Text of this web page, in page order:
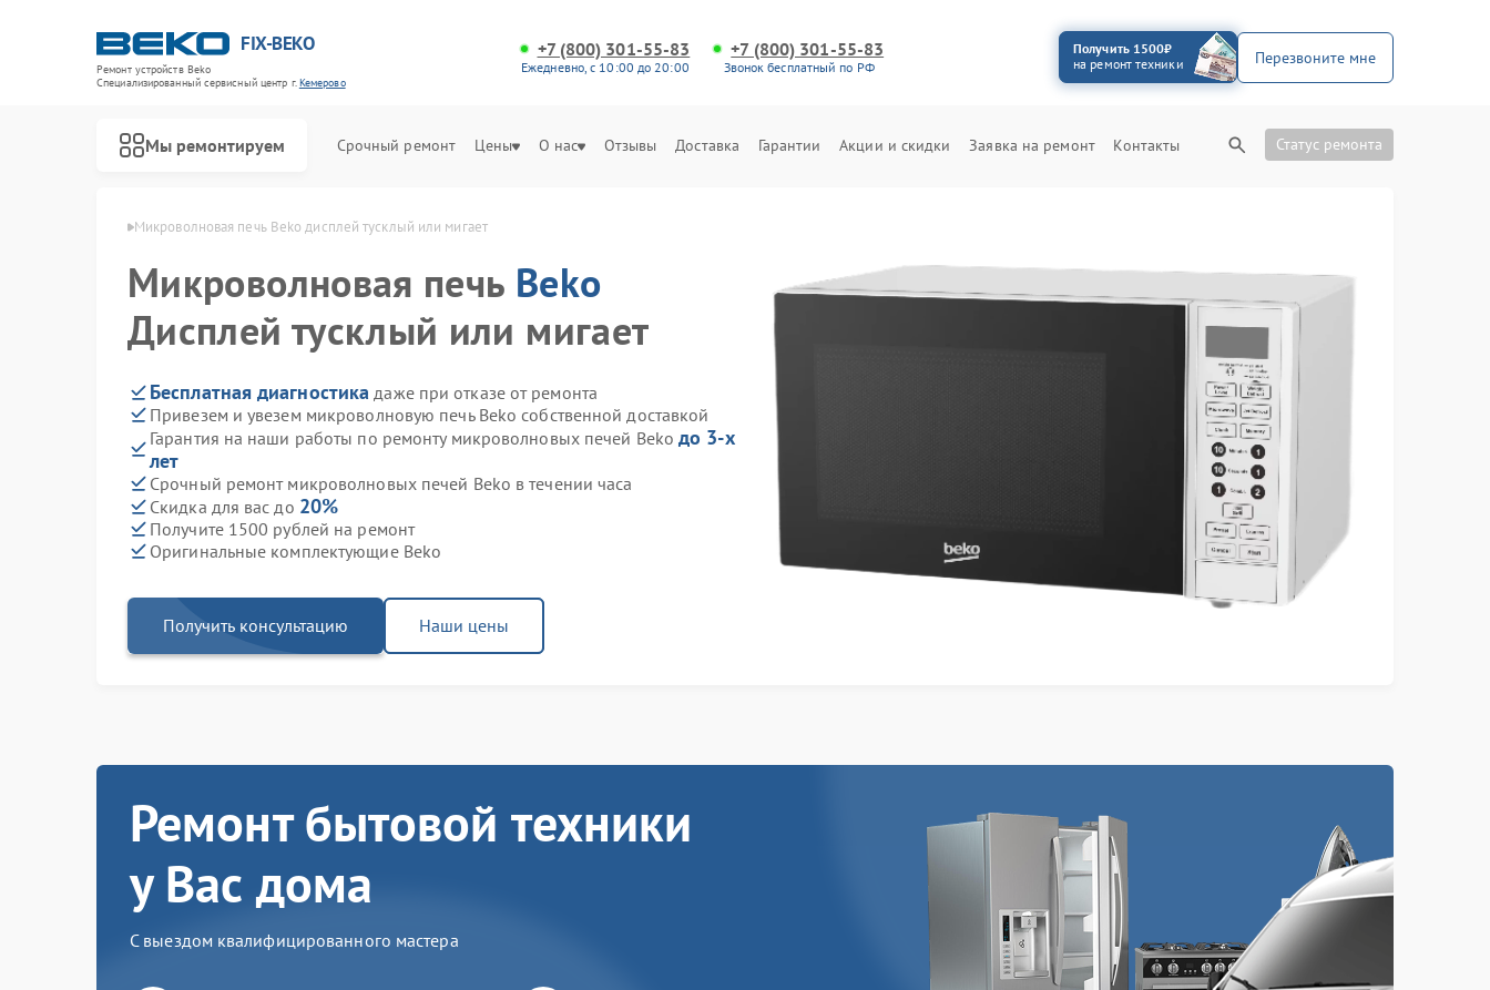
FIX-BEKO
Ремонт устройств Beko
Специализированный cервисный центр г.Кемерово
+7 (800) 301-55-83
Ежедневно, с 10:00 до 20:00
+7 (800) 301-55-83
Звонок бесплатный по РФ
Получить 1500₽
на ремонт техники
Перезвоните мне
Мы ремонтируем Срочный ремонт Цены О нас Отзывы Доставка Гарантии Акции и скидки Заявка на ремонт Контакты Статус ремонта
Микроволновая печь Beko дисплей тусклый или мигает
Микроволновая печь Beko
Дисплей тусклый или мигает
Бесплатная диагностика даже при отказе от ремонта
Привезем и увезем микроволновую печь Beko собственной доставкой
Гарантия на наши работы по ремонту микроволновых печей Beko до 3-х
лет
Срочный ремонт микроволновых печей Beko в течении часа
Скидка для вас до 20%
Получите 1500 рублей на ремонт
Оригинальные комплектующие Beko
Получить консультацию Наши цены
Ремонт бытовой техники
у Вас дома
С выездом квалифицированного мастера